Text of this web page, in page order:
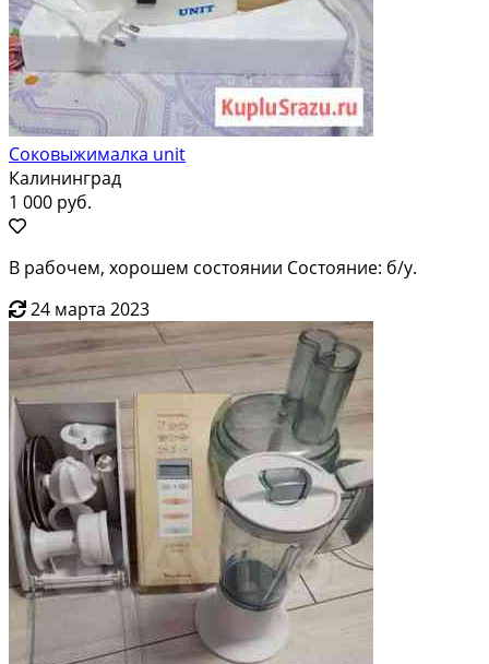
Соковыжималка unit
Калининград
1 000 руб.
В рабочем, хорошем состоянии Состояние: б/у.
24 марта 2023